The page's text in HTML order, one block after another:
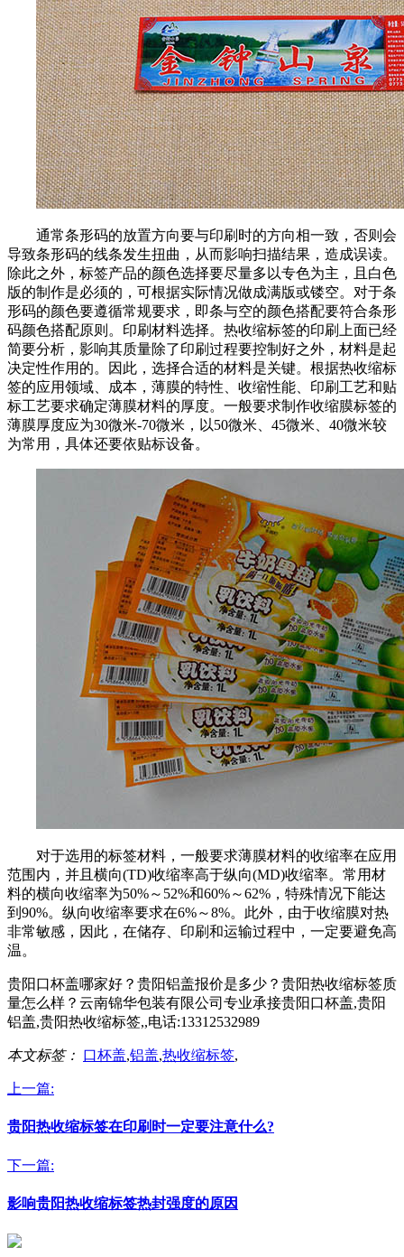
通常条形码的放置方向要与印刷时的方向相一致，否则会
导致条形码的线条发生扭曲，从而影响扫描结果，造成误读。
除此之外，标签产品的颜色选择要尽量多以专色为主，且白色
版的制作是必须的，可根据实际情况做成满版或镂空。对于条
形码的颜色要遵循常规要求，即条与空的颜色搭配要符合条形
码颜色搭配原则。印刷材料选择。热收缩标签的印刷上面已经
简要分析，影响其质量除了印刷过程要控制好之外，材料是起
决定性作用的。因此，选择合适的材料是关键。根据热收缩标
签的应用领域、成本，薄膜的特性、收缩性能、印刷工艺和贴
标工艺要求确定薄膜材料的厚度。一般要求制作收缩膜标签的
薄膜厚度应为30微米-70微米，以50微米、45微米、40微米较
为常用，具体还要依贴标设备。
对于选用的标签材料，一般要求薄膜材料的收缩率在应用
范围内，并且横向(TD)收缩率高于纵向(MD)收缩率。常用材
料的横向收缩率为50%～52%和60%～62%，特殊情况下能达
到90%。纵向收缩率要求在6%～8%。此外，由于收缩膜对热
非常敏感，因此，在储存、印刷和运输过程中，一定要避免高
温。
贵阳口杯盖哪家好？贵阳铝盖报价是多少？贵阳热收缩标签质
量怎么样？云南锦华包装有限公司专业承接贵阳口杯盖,贵阳
铝盖,贵阳热收缩标签,,电话:13312532989
本文标签： 口杯盖,铝盖,热收缩标签,
上一篇:
贵阳热收缩标签在印刷时一定要注意什么?
下一篇:
影响贵阳热收缩标签热封强度的原因